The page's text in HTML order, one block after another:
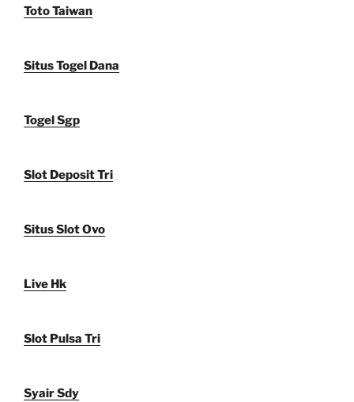
Toto Taiwan
Situs Togel Dana
Togel Sgp
Slot Deposit Tri
Situs Slot Ovo
Live Hk
Slot Pulsa Tri
Syair Sdy